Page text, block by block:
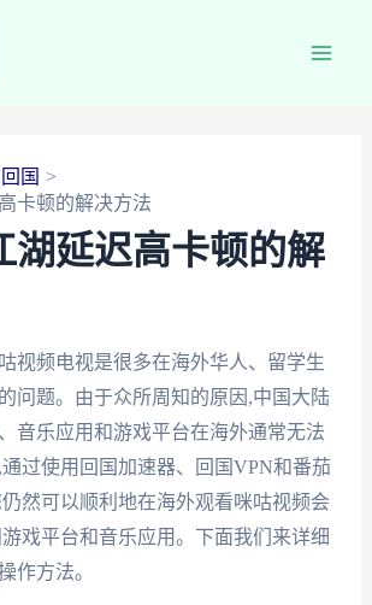
国
卡顿的解决方法
湖延迟高卡顿的解
视频电视是很多在海外华人、留学生
问题。由于众所周知的原因,中国大陆
音乐应用和游戏平台在海外通常无法
过使用回国加速器、回国VPN和番茄
然可以顺利地在海外观看咪咕视频会
戏平台和音乐应用。下面我们来详细
作方法。